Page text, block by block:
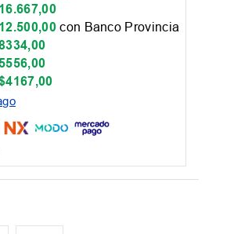
16.667,00
12.500,00 con Banco Provincia
,00
,00
4167,00